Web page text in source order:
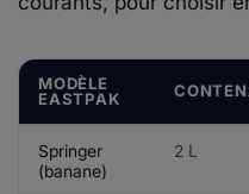
MODÈLE
EASTPAK
Springer
(banane)
2 L